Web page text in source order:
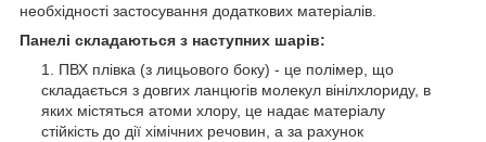
необхідності застосування додаткових матеріалів.
Панелі складаються з наступних шарів:
ПВХ плівка (з лицьового боку) - це полімер, що
складається з довгих ланцюгів молекул вінілхлориду, в
яких містяться атоми хлору, це надає матеріалу
стійкість до дії хімічних речовин, а за рахунок